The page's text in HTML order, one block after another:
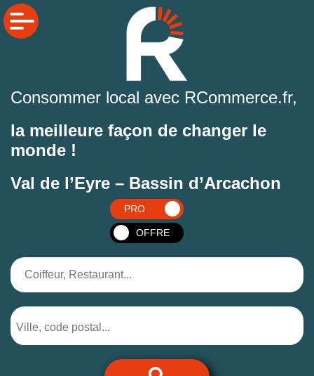
Consommer local avec RCommerce.fr,
la meilleure façon de changer le
monde !
Val de l’Eyre – Bassin d’Arcachon
PRO
OFFRE